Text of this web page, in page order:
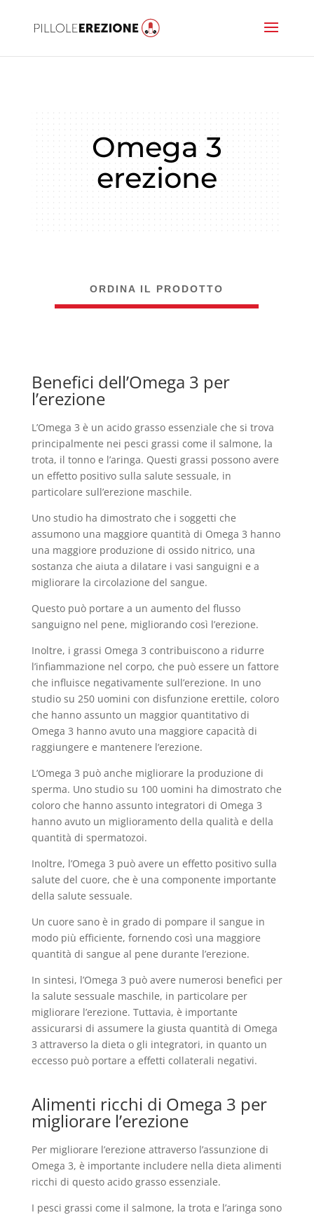
Omega 3
erezione
ORDINA IL PRODOTTO
Benefici dell’Omega 3 per
l’erezione
L’Omega 3 è un acido grasso essenziale che si trova
principalmente nei pesci grassi come il salmone, la
trota, il tonno e l’aringa. Questi grassi possono avere
un effetto positivo sulla salute sessuale, in
particolare sull’erezione maschile.
Uno studio ha dimostrato che i soggetti che
assumono una maggiore quantità di Omega 3 hanno
una maggiore produzione di ossido nitrico, una
sostanza che aiuta a dilatare i vasi sanguigni e a
migliorare la circolazione del sangue.
Questo può portare a un aumento del flusso
sanguigno nel pene, migliorando così l’erezione.
Inoltre, i grassi Omega 3 contribuiscono a ridurre
l’infiammazione nel corpo, che può essere un fattore
che influisce negativamente sull’erezione. In uno
studio su 250 uomini con disfunzione erettile, coloro
che hanno assunto un maggior quantitativo di
Omega 3 hanno avuto una maggiore capacità di
raggiungere e mantenere l’erezione.
L’Omega 3 può anche migliorare la produzione di
sperma. Uno studio su 100 uomini ha dimostrato che
coloro che hanno assunto integratori di Omega 3
hanno avuto un miglioramento della qualità e della
quantità di spermatozoi.
Inoltre, l’Omega 3 può avere un effetto positivo sulla
salute del cuore, che è una componente importante
della salute sessuale.
Un cuore sano è in grado di pompare il sangue in
modo più efficiente, fornendo così una maggiore
quantità di sangue al pene durante l’erezione.
In sintesi, l’Omega 3 può avere numerosi benefici per
la salute sessuale maschile, in particolare per
migliorare l’erezione. Tuttavia, è importante
assicurarsi di assumere la giusta quantità di Omega
3 attraverso la dieta o gli integratori, in quanto un
eccesso può portare a effetti collaterali negativi.
Alimenti ricchi di Omega 3 per
migliorare l’erezione
Per migliorare l’erezione attraverso l’assunzione di
Omega 3, è importante includere nella dieta alimenti
ricchi di questo acido grasso essenziale.
I pesci grassi come il salmone, la trota e l’aringa sono